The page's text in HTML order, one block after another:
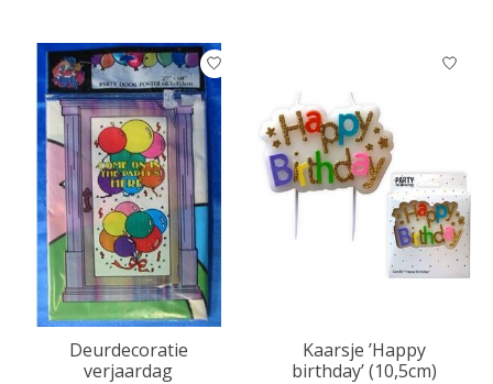
Deurdecoratie
verjaardag
Kaarsje ’Happy
birthday’ (10,5cm)